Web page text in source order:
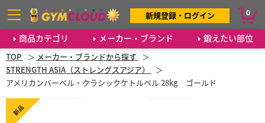
商品カテゴリ メーカー・ブランド 鍛えたい部位
新規登録・ログイン 0
TOP
メーカー・ブランドから探す
STRENGTH ASIA（ストレングスアジア）
アメリカンバーベル・クラシックケトルベル 28kg ゴールド
新品